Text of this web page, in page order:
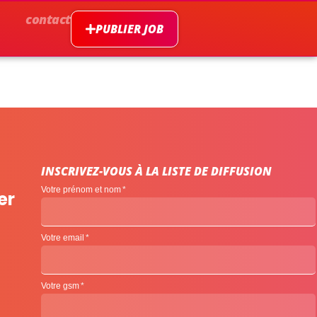
contact
PUBLIER JOB
INSCRIVEZ-VOUS À LA LISTE DE DIFFUSION
Votre prénom et nom
Votre email
Votre gsm